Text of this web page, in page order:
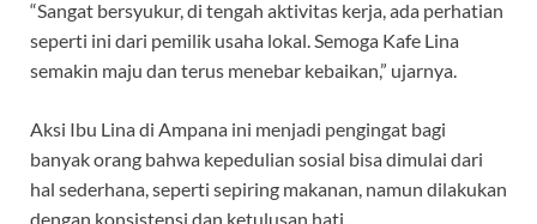
“Sangat bersyukur, di tengah aktivitas kerja, ada perhatian
seperti ini dari pemilik usaha lokal. Semoga Kafe Lina
semakin maju dan terus menebar kebaikan,” ujarnya.
Aksi Ibu Lina di Ampana ini menjadi pengingat bagi
banyak orang bahwa kepedulian sosial bisa dimulai dari
hal sederhana, seperti sepiring makanan, namun dilakukan
dengan konsistensi dan ketulusan hati.